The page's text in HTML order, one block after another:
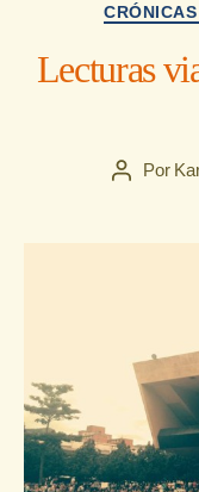
Lecturas
Autor
Por